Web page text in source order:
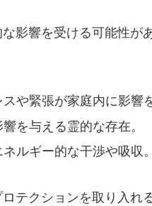
影響を受ける可能性が
や緊張が家庭内に影響
を与える霊的な存在。
ルギー的な干渉や吸収。
テクションを取り入れ